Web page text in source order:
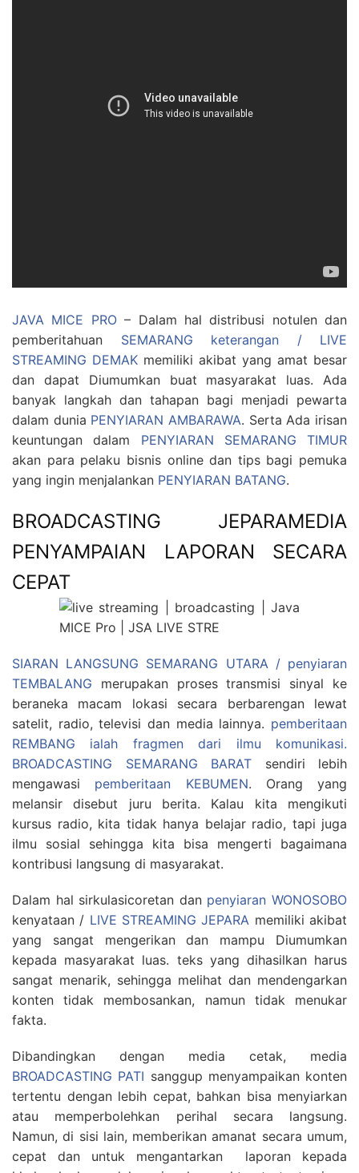
JAVA MICE PRO– Dalam hal distribusi notulen dan
pemberitahuan SEMARANG keterangan / LIVE
STREAMING DEMAK memiliki akibat yang amat besar
dan dapat Diumumkan buat masyarakat luas. Ada
banyak langkah dan tahapan bagi menjadi pewarta
dalam dunia PENYIARAN AMBARAWA. Serta Ada irisan
keuntungan dalam PENYIARAN SEMARANG TIMUR
akan para pelaku bisnis online dan tips bagi pemuka
yang ingin menjalankan PENYIARAN BATANG.
BROADCASTING JEPARAMEDIA
PENYAMPAIAN LAPORAN SECARA
CEPAT
SIARAN LANGSUNG SEMARANG UTARA / penyiaran
TEMBALANG merupakan proses transmisi sinyal ke
beraneka macam lokasi secara berbarengan lewat
satelit, radio, televisi dan media lainnya. pemberitaan
REMBANG ialah fragmen dari ilmu komunikasi.
BROADCASTING SEMARANG BARAT sendiri lebih
mengawasi pemberitaan KEBUMEN. Orang yang
melansir disebut juru berita. Kalau kita mengikuti
kursus radio, kita tidak hanya belajar radio, tapi juga
ilmu sosial sehingga kita bisa mengerti bagaimana
kontribusi langsung di masyarakat.
Dalam hal sirkulasicoretan dan penyiaran WONOSOBO
kenyataan / LIVE STREAMING JEPARA memiliki akibat
yang sangat mengerikan dan mampu Diumumkan
kepada masyarakat luas. teks yang dihasilkan harus
sangat menarik, sehingga melihat dan mendengarkan
konten tidak membosankan, namun tidak menukar
fakta.
Dibandingkan dengan media cetak, media
BROADCASTING PATI sanggup menyampaikan konten
tertentu dengan lebih cepat, bahkan bisa menyiarkan
atau memperbolehkan perihal secara langsung.
Namun, di sisi lain, memberikan amanat secara umum,
cepat dan untuk mengantarkan laporan kepada